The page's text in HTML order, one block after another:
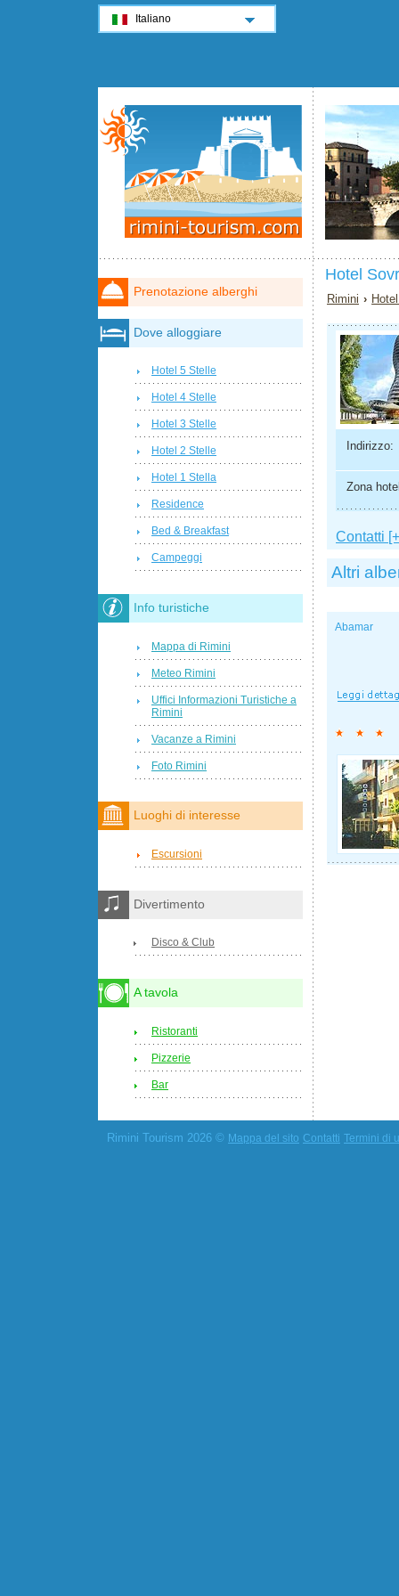
Hotel
Rimini ›
Indirizzo:
Zona
Contatti
Altri
Abamar
Prenotazione alberghi
Dove alloggiare
Hotel 5 Stelle
Hotel 4 Stelle
Hotel 3 Stelle
Hotel 2 Stelle
Hotel 1 Stella
Residence
Bed & Breakfast
Campeggi
Info turistiche
Mappa di Rimini
Meteo Rimini
Uffici Informazioni Turistiche a
Rimini
Vacanze a Rimini
Foto Rimini
Luoghi di interesse
Escursioni
Divertimento
Disco & Club
A tavola
Ristoranti
Pizzerie
Bar
Rimini Tourism 2026 © Mappa del sito Contatti Termini di
Italiano